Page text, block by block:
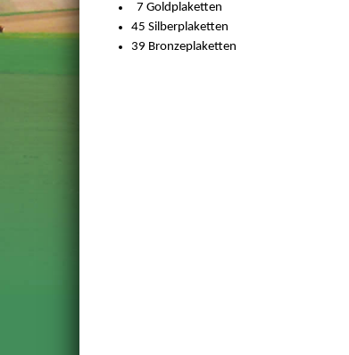
7 Goldplaketten
45 Silberplaketten
39 Bronzeplaketten